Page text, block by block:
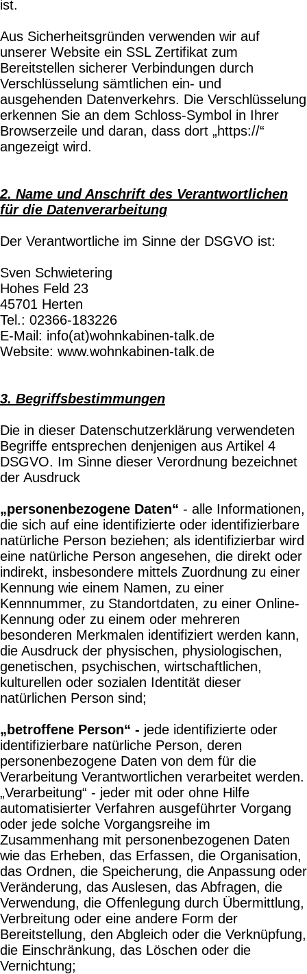
ist.
Aus Sicherheitsgründen verwenden wir auf
unserer Website ein SSL Zertifikat zum
Bereitstellen sicherer Verbindungen durch
Verschlüsselung sämtlichen ein- und
ausgehenden Datenverkehrs. Die Verschlüsselung
erkennen Sie an dem Schloss-Symbol in Ihrer
Browserzeile und daran, dass dort „https://“
angezeigt wird.
2. Name und Anschrift des Verantwortlichen
für die Datenverarbeitung
Der Verantwortliche im Sinne der DSGVO ist:
Sven Schwietering
Hohes Feld 23
45701 Herten
Tel.: 02366-183226
E-Mail: info(at)wohnkabinen-talk.de
Website: www.wohnkabinen-talk.de
3. Begriffsbestimmungen
Die in dieser Datenschutzerklärung verwendeten
Begriffe entsprechen denjenigen aus Artikel 4
DSGVO. Im Sinne dieser Verordnung bezeichnet
der Ausdruck
„personenbezogene Daten“ - alle Informationen,
die sich auf eine identifizierte oder identifizierbare
natürliche Person beziehen; als identifizierbar wird
eine natürliche Person angesehen, die direkt oder
indirekt, insbesondere mittels Zuordnung zu einer
Kennung wie einem Namen, zu einer
Kennnummer, zu Standortdaten, zu einer Online-
Kennung oder zu einem oder mehreren
besonderen Merkmalen identifiziert werden kann,
die Ausdruck der physischen, physiologischen,
genetischen, psychischen, wirtschaftlichen,
kulturellen oder sozialen Identität dieser
natürlichen Person sind;
„betroffene Person“ - jede identifizierte oder
identifizierbare natürliche Person, deren
personenbezogene Daten von dem für die
Verarbeitung Verantwortlichen verarbeitet werden.
„Verarbeitung“ - jeder mit oder ohne Hilfe
automatisierter Verfahren ausgeführter Vorgang
oder jede solche Vorgangsreihe im
Zusammenhang mit personenbezogenen Daten
wie das Erheben, das Erfassen, die Organisation,
das Ordnen, die Speicherung, die Anpassung oder
Veränderung, das Auslesen, das Abfragen, die
Verwendung, die Offenlegung durch Übermittlung,
Verbreitung oder eine andere Form der
Bereitstellung, den Abgleich oder die Verknüpfung,
die Einschränkung, das Löschen oder die
Vernichtung;